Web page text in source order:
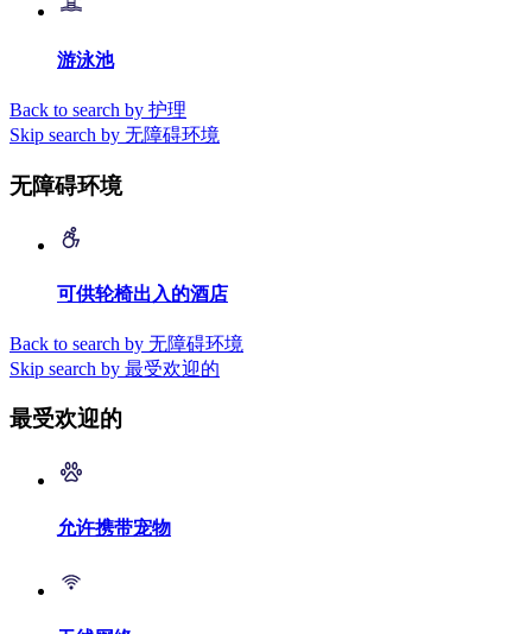
游泳池
Back to search by 护理
Skip search by 无障碍环境
无障碍环境
可供轮椅出入的酒店
Back to search by 无障碍环境
Skip search by 最受欢迎的
最受欢迎的
允许携带宠物